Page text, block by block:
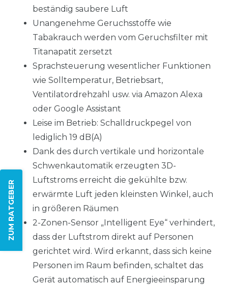
ZUM RATGEBER
beständig saubere Luft
Unangenehme Geruchsstoffe wie
Tabakrauch werden vom Geruchsfilter mit
Titanapatit zersetzt
Sprachsteuerung wesentlicher Funktionen
wie Solltemperatur, Betriebsart,
Ventilatordrehzahl usw. via Amazon Alexa
oder Google Assistant
Leise im Betrieb: Schalldruckpegel von
lediglich 19 dB(A)
Dank des durch vertikale und horizontale
Schwenkautomatik erzeugten 3D-
Luftstroms erreicht die gekühlte bzw.
erwärmte Luft jeden kleinsten Winkel, auch
in größeren Räumen
2-Zonen-Sensor „Intelligent Eye“ verhindert,
dass der Luftstrom direkt auf Personen
gerichtet wird. Wird erkannt, dass sich keine
Personen im Raum befinden, schaltet das
Gerät automatisch auf Energieeinsparung